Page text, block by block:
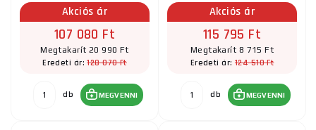
Akciós ár
107 080 Ft
Megtakarít 20 990 Ft
Eredeti ár:128 070 Ft
db MEGVENNI
Akciós ár
115 795 Ft
Megtakarít 8 715 Ft
Eredeti ár: 124 510 Ft
db MEGVENNI